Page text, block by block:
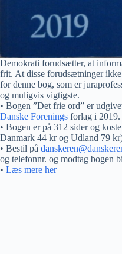
Demokrati forudsætter, at
frit. At disse forudsætninger
for denne bog, som er
og muligvis vigtigste.
• Bogen ”Det frie ord” er
Danske Forenings forlag i 2019.
• Bogen er på 312 sider og
Danmark 44 kr og Udland 79
• Bestil på
og telefonnr. og modtag bogen
• Læs mere her